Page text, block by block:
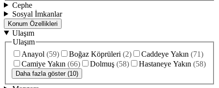
Cephe
Sosyal İmkanlar
Konum Özellikleri
Ulaşım
Ulaşım
Anayol (59) Boğaz Köprüleri (2) Caddeye Yakın (71)
Camiye Yakın (66) Dolmuş (58) Hastaneye Yakın (58)
Daha fazla göster (10)